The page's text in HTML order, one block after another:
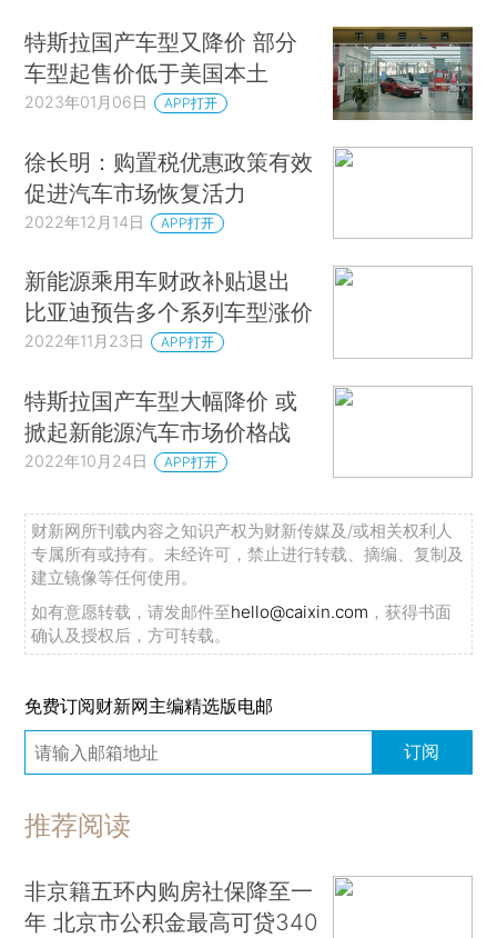
特斯拉国产车型又降价 部分
车型起售价低于美国本土
2023年01月06日 APP打开
徐长明：购置税优惠政策有效
促进汽车市场恢复活力
2022年12月14日 APP打开
新能源乘用车财政补贴退出
比亚迪预告多个系列车型涨价
2022年11月23日 APP打开
特斯拉国产车型大幅降价 或
掀起新能源汽车市场价格战
2022年10月24日 APP打开
财新网所刊载内容之知识产权为财新传媒及/或相关权利人
专属所有或持有。未经许可，禁止进行转载、摘编、复制及
建立镜像等任何使用。
如有意愿转载，请发邮件至hello@caixin.com ，获得书面
确认及授权后，方可转载。
免费订阅财新网主编精选版电邮
订阅
推荐阅读
非京籍五环内购房社保降至一
年 北京市公积金最高可贷340